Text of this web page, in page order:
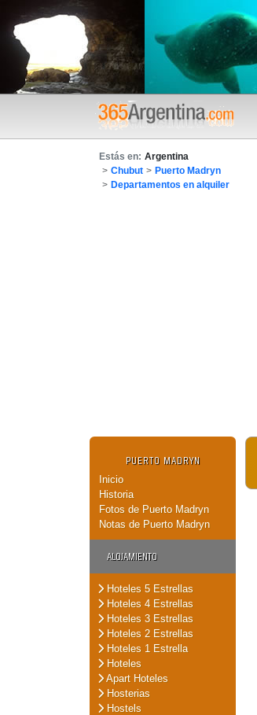
Estás en: Argentina
> Chubut > Puerto Madryn
> Departamentos en alquiler
PUERTO MADRYN
Inicio
Historia
Fotos de Puerto Madryn
Notas de Puerto Madryn
ALOJAMIENTO
Hoteles 5 Estrellas
Hoteles 4 Estrellas
Hoteles 3 Estrellas
Hoteles 2 Estrellas
Hoteles 1 Estrella
Hoteles
Apart Hoteles
Hosterias
Hostels